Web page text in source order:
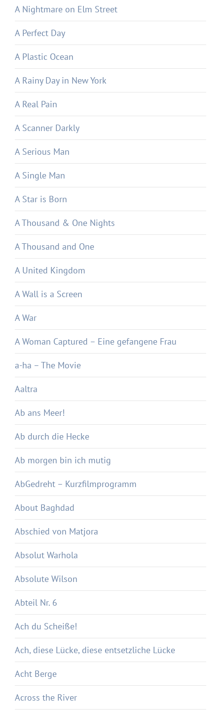
A Nightmare on Elm Street
A Perfect Day
A Plastic Ocean
A Rainy Day in New York
A Real Pain
A Scanner Darkly
A Serious Man
A Single Man
A Star is Born
A Thousand & One Nights
A Thousand and One
A United Kingdom
A Wall is a Screen
A War
A Woman Captured – Eine gefangene Frau
a-ha – The Movie
Aaltra
Ab ans Meer!
Ab durch die Hecke
Ab morgen bin ich mutig
AbGedreht – Kurzfilmprogramm
About Baghdad
Abschied von Matjora
Absolut Warhola
Absolute Wilson
Abteil Nr. 6
Ach du Scheiße!
Ach, diese Lücke, diese entsetzliche Lücke
Acht Berge
Across the River